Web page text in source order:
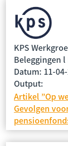
KPS
Beleggingen l
Datum: 11-
Output:
Artikel ”Op
Gevolgen